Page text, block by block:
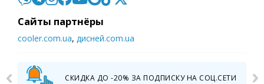
Cайты партнёры
cooler.com.ua, дисней.com.ua
СКИДКА ДО -20% ЗА ПОДПИСКУ НА СОЦ.СЕТИ